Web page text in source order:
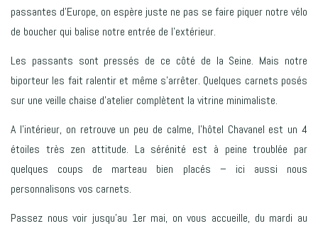
passantes d’Europe, on espère juste ne pas se faire piquer notre vélo
de boucher qui balise notre entrée de l’extérieur.
Les passants sont pressés de ce côté de la Seine. Mais notre
biporteur les fait ralentir et même s’arrêter. Quelques carnets posés
sur une veille chaise d’atelier complètent la vitrine minimaliste.
A l’intérieur, on retrouve un peu de calme, l’hôtel Chavanel est un 4
étoiles très zen attitude. La sérénité est à peine troublée par
quelques coups de marteau bien placés – ici aussi nous
personnalisons vos carnets.
Passez nous voir jusqu’au 1er mai, on vous accueille, du mardi au